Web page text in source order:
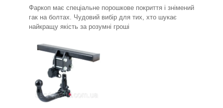
Фаркоп має спеціальне порошкове покриття і знімений
гак на болтах. Чудовий вибір для тих, хто шукає
найкращу якість за розумні гроші